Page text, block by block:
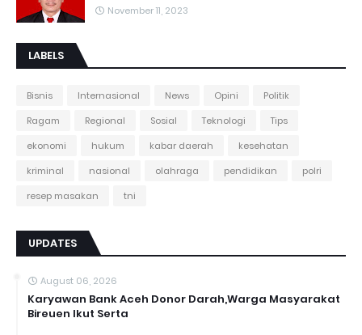
November 11, 2023
LABELS
Bisnis Internasional News Opini
Politik
Ragam
Regional Sosial Teknologi
Tips
ekonomi
hukum kabar daerah
kesehatan
kriminal
nasional olahraga pendidikan
polri
resep masakan
tni
UPDATES
August 06, 2026
Karyawan Bank Aceh Donor Darah,Warga Masyarakat
Bireuen Ikut Serta